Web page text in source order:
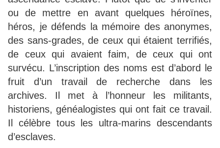
ou de mettre en avant quelques héroïnes,
héros, je défends la mémoire des anonymes,
des sans-grades, de ceux qui étaient terrifiés,
de ceux qui avaient faim, de ceux qui ont
survécu. L’inscription des noms est d’abord le
fruit d’un travail de recherche dans les
archives. Il met à l’honneur les militants,
historiens, généalogistes qui ont fait ce travail.
Il célèbre tous les ultra-marins descendants
d’esclaves.